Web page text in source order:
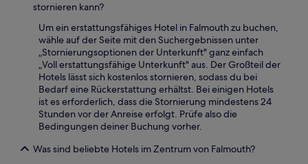
stornieren kann?
Um ein erstattungsfähiges Hotel in Falmouth zu buchen,
wähle auf der Seite mit den Suchergebnissen unter
„Stornierungsoptionen der Unterkunft" ganz einfach
„Voll erstattungsfähige Unterkunft" aus. Der Großteil der
Hotels lässt sich kostenlos stornieren, sodass du bei
Bedarf eine Rückerstattung erhältst. Bei einigen Hotels
ist es erforderlich, dass die Stornierung mindestens 24
Stunden vor der Anreise erfolgt. Prüfe also die
Bedingungen deiner Buchung vorher.
Was sind beliebte Hotels im Zentrum von Falmouth?